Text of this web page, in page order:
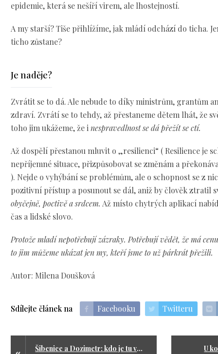
epidemie, která se nešíří virem, ale lhostejností.
A my starší? Tiše přihlížíme, jak mládí odchází do ticha.
ticho zůstane?
Je naděje?
Zvrátit se to dá. Ale nebude to díky ministrům, grantům
zdraví. Zvrátí se to tehdy, až přestaneme dětem lhát, že
toho jim ukážeme, že inespravedlnost se dá přežít se ctí.
Až dospělí přestanou mluvit o „resilienci“ ( Resilience je
nepříjemné situace, přizpůsobovat se změnám a
). Nejde o vyhýbání se problémům, ale o schopnost se z
pozitivní přístup a posunout se dál, aniž by člověk ztratil
obyčejně, poctivě a srdcem. Až místo chytrých aplikací
čas a lidské slovo.
Protože mladí nepotřebují zázraky. Potřebují vědět, že má
to jim můžeme ukázat jen my, kteří jsme to už párkrát přežili.
Autor: Milena Doušková
Sdílejte článek na Facebooku Twitteru
Šibenice a Dozimetr: kdo je tu větší hrozba U